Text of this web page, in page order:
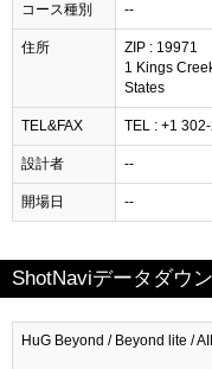
コース種別 --
住所
ZIP : 19971
1 Kings
States
TEL&FAX TEL : +1
設計者 --
開場日 --
ShotNaviデータダウ
HuG Beyond / Beyond lite /